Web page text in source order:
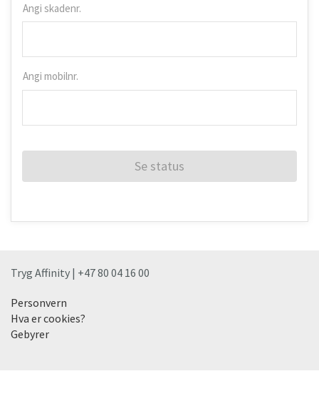
Angi skadenr.
Angi mobilnr.
Se status
Tryg Affinity | +47 80 04 16 00
Personvern
Hva er cookies?
Gebyrer